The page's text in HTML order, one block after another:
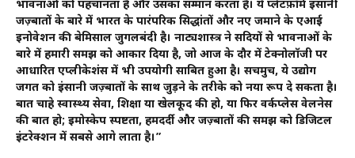
भावनाओं को पहचानता है और उसका सम्मान करता है। ये प्लेटफ़ॉर्म इंसानी
जज़्बातों के बारे में भारत के पारंपरिक सिद्धांतों और नए जमाने के एआई
इनोवेशन की बेमिसाल जुगलबंदी है। नाट्यशास्त्र ने सदियों से भावनाओं के
बारे में हमारी समझ को आकार दिया है, जो आज के दौर में टेक्नोलॉजी पर
आधारित एप्लीकेशंस में भी उपयोगी साबित हुआ है। सचमुच, ये उद्योग
जगत को इंसानी जज़्बातों के साथ जुड़ने के तरीके को नया रूप दे सकता है।
बात चाहे स्वास्थ्य सेवा, शिक्षा या खेलकूद की हो, या फिर वर्कप्लेस वेलनेस
की बात हो; इमोस्केप स्पष्टता, हमदर्दी और जज़्बातों की समझ को डिजिटल
इंटरेक्शन में सबसे आगे लाता है।”